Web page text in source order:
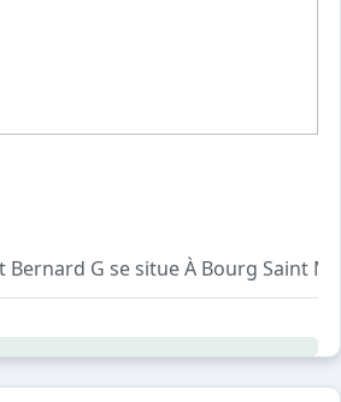
Bernard G se situe À Bourg Saint
cet appartement premium se
trouverez sur place : un balcon.